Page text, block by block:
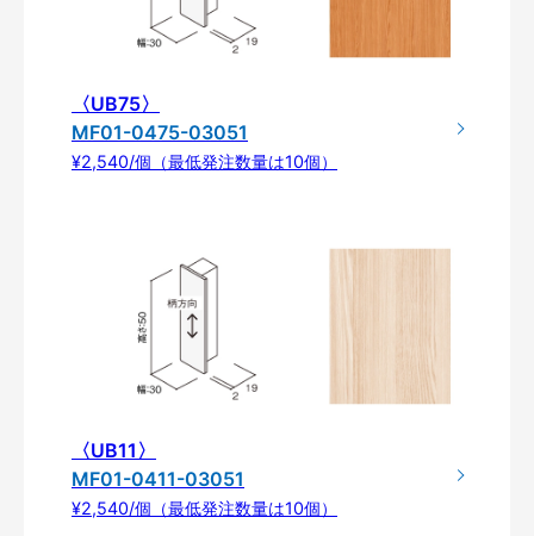
〈UB75〉
MF01-0475-03051
¥2,540/個（最低発注数量は10個）
〈UB11〉
MF01-0411-03051
¥2,540/個（最低発注数量は10個）